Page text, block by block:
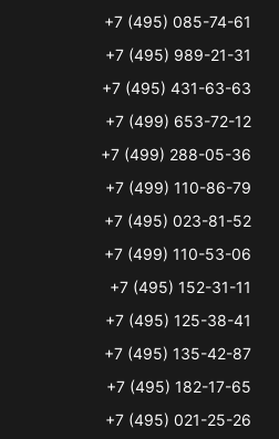
+7 (495) 085-74-61
+7 (495) 989-21-31
+7 (495) 431-63-63
+7 (499) 653-72-12
+7 (499) 288-05-36
+7 (499) 110-86-79
+7 (495) 023-81-52
+7 (499) 110-53-06
+7 (495) 152-31-11
+7 (495) 125-38-41
+7 (495) 135-42-87
+7 (495) 182-17-65
+7 (495) 021-25-26